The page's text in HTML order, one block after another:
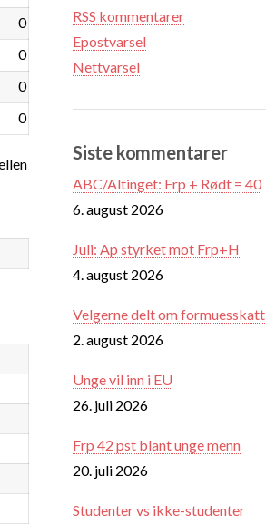
0
0
0
0
RSS kommentarer
Epostvarsel
Nettvarsel
Siste kommentarer
ABC/Altinget: Frp + Rødt = 40
6. august 2026
Juli: Ap styrket mot Frp+H
4. august 2026
Velgerne delt om formuesskatt
2. august 2026
Unge vil inn i EU
26. juli 2026
Frp 42 pst blant unge menn
20. juli 2026
Studenter vs ikke-studenter